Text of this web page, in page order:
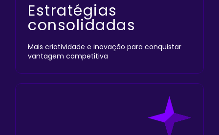
Estratégias
consolidadas
Mais criatividade e inovação para conquistar
vantagem competitiva